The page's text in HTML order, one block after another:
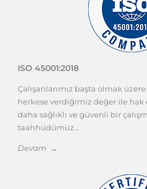
ISO 45001:2018
Çalışanlarımız başta olmak
daha sağlıklı ve güvenli bir